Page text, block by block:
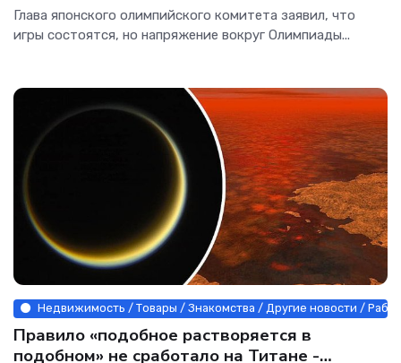
Глава японского олимпийского комитета заявил, что
игры состоятся, но напряжение вокруг Олимпиады...
Недвижимость / Товары / Знакомства / Другие новости /
Правило «подобное растворяется в
подобном» не сработало на Титане -